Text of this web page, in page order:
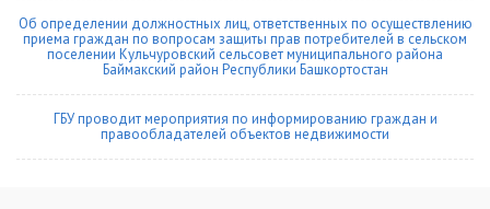
Об определении должностных лиц, ответственных по осуществлению
приема граждан по вопросам защиты прав потребителей в сельском
поселении Кульчуровский сельсовет муниципального района
Баймакский район Республики Башкортостан
ГБУ проводит мероприятия по информированию граждан и
правообладателей объектов недвижимости